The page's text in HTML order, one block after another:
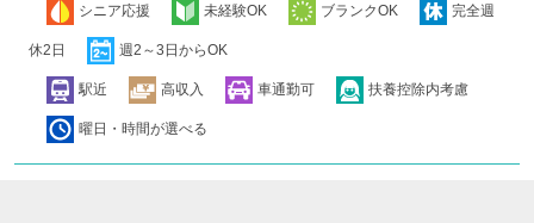
シニア応援 未経験OK ブランクOK 完全週
休2日 週2～3日からOK
駅近 高収入 車通勤可 扶養控除内考慮
曜日・時間が選べる